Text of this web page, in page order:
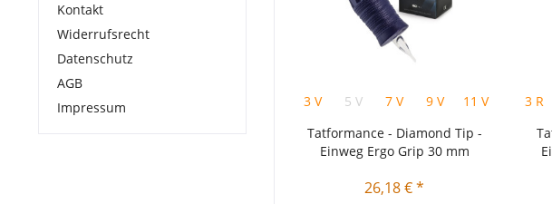
Kontakt
Widerrufsrecht
Datenschutz
AGB
Impressum
3 V 5 V 7 V 9 V 11 V
14 V
Tatformance - Diamond Tip -
Einweg Ergo Grip 30 mm
26,18 € *
3 R